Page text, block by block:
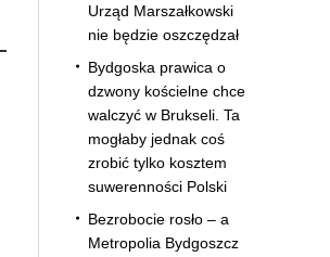
Urząd Marszałkowski
nie będzie oszczędzał
Bydgoska prawica o
dzwony kościelne chce
walczyć w Brukseli. Ta
mogłaby jednak coś
zrobić tylko kosztem
suwerenności Polski
Bezrobocie rosło – a
Metropolia Bydgoszcz